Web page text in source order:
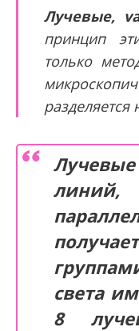
Лучевые,
принцип
только
разделяется
света
8